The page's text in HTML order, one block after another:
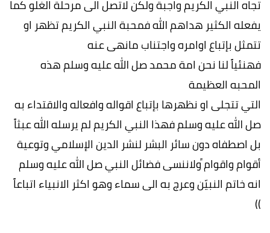
تجاه النبي الكريم واجبة ولكن لاتصل الى مرحلة الغلو كما
يفعله الكثير هداهم الله فمحبة النبي الكريم تظهر او
تتمثل بإتباع اوامره واجتناب مانهى عنه
فهنئياََ لنا نحن امة محمد صل الله عليه وسلم هذه
المحبه العظيمة
التي تتجلى او نظهرها بإتباع اقواله وافعاله والاقتداء به
صل الله عليه وسلم فهذا النبي الكريم لم يرسله الله عبثاََ
بل اصطفاه دون سائر البشر لنشر الدين الإسلامي وتوعية
أقوام واقوام ًولاننسى فضائل النبي صل الله عليه وسلم
انه خاتم النبيّن وعرج به الى سماء وهو اكثر الانبياء اتباعاََ
))